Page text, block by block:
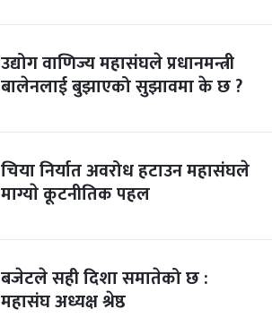
उद्योग वाणिज्य महासंघले प्रधानमन्त्री
बालेनलाई बुझाएको सुझावमा के छ ?
चिया निर्यात अवरोध हटाउन महासंघले
माग्याे कूटनीतिक पहल
बजेटले सही दिशा समातेको छ :
महासंघ अध्यक्ष श्रेष्ठ